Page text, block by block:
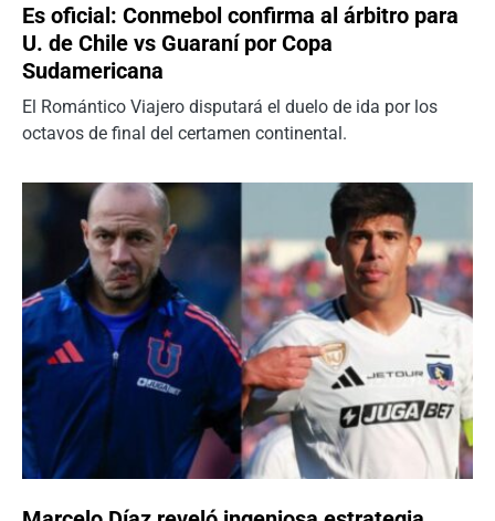
Es oficial: Conmebol confirma al árbitro para
U. de Chile vs Guaraní por Copa
Sudamericana
El Romántico Viajero disputará el duelo de ida por los
octavos de final del certamen continental.